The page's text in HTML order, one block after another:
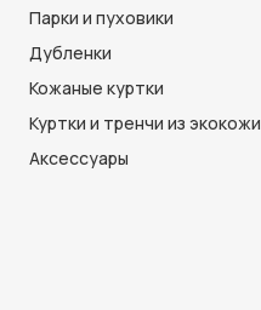
Парки и пуховики
Дубленки
Кожаные куртки
Куртки и тренчи из экокожи
Аксессуары